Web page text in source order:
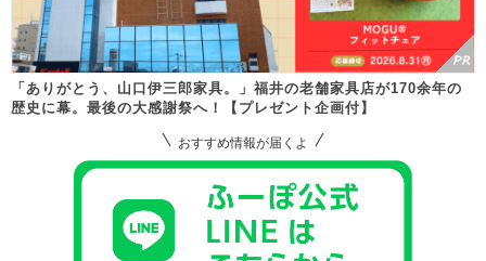
「ありがとう、山口伊三郎家具。」福井の老舗家具店が170余年の
歴史に幕。最後の大感謝祭へ！【プレゼント企画付】
おすすめ情報が届くよ